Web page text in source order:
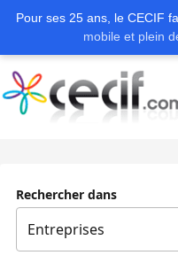
Pour ses 25 ans, le CECIF
mobile et plein
Rechercher dans